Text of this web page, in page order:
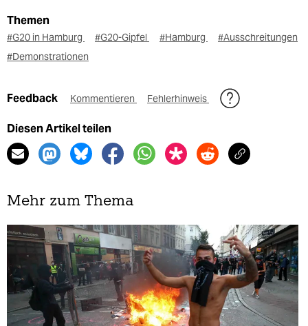
Themen
#G20 in Hamburg #G20-Gipfel #Hamburg
#Ausschreitungen
#Demonstrationen
Feedback Kommentieren Fehlerhinweis
Diesen Artikel teilen
Mehr zum Thema